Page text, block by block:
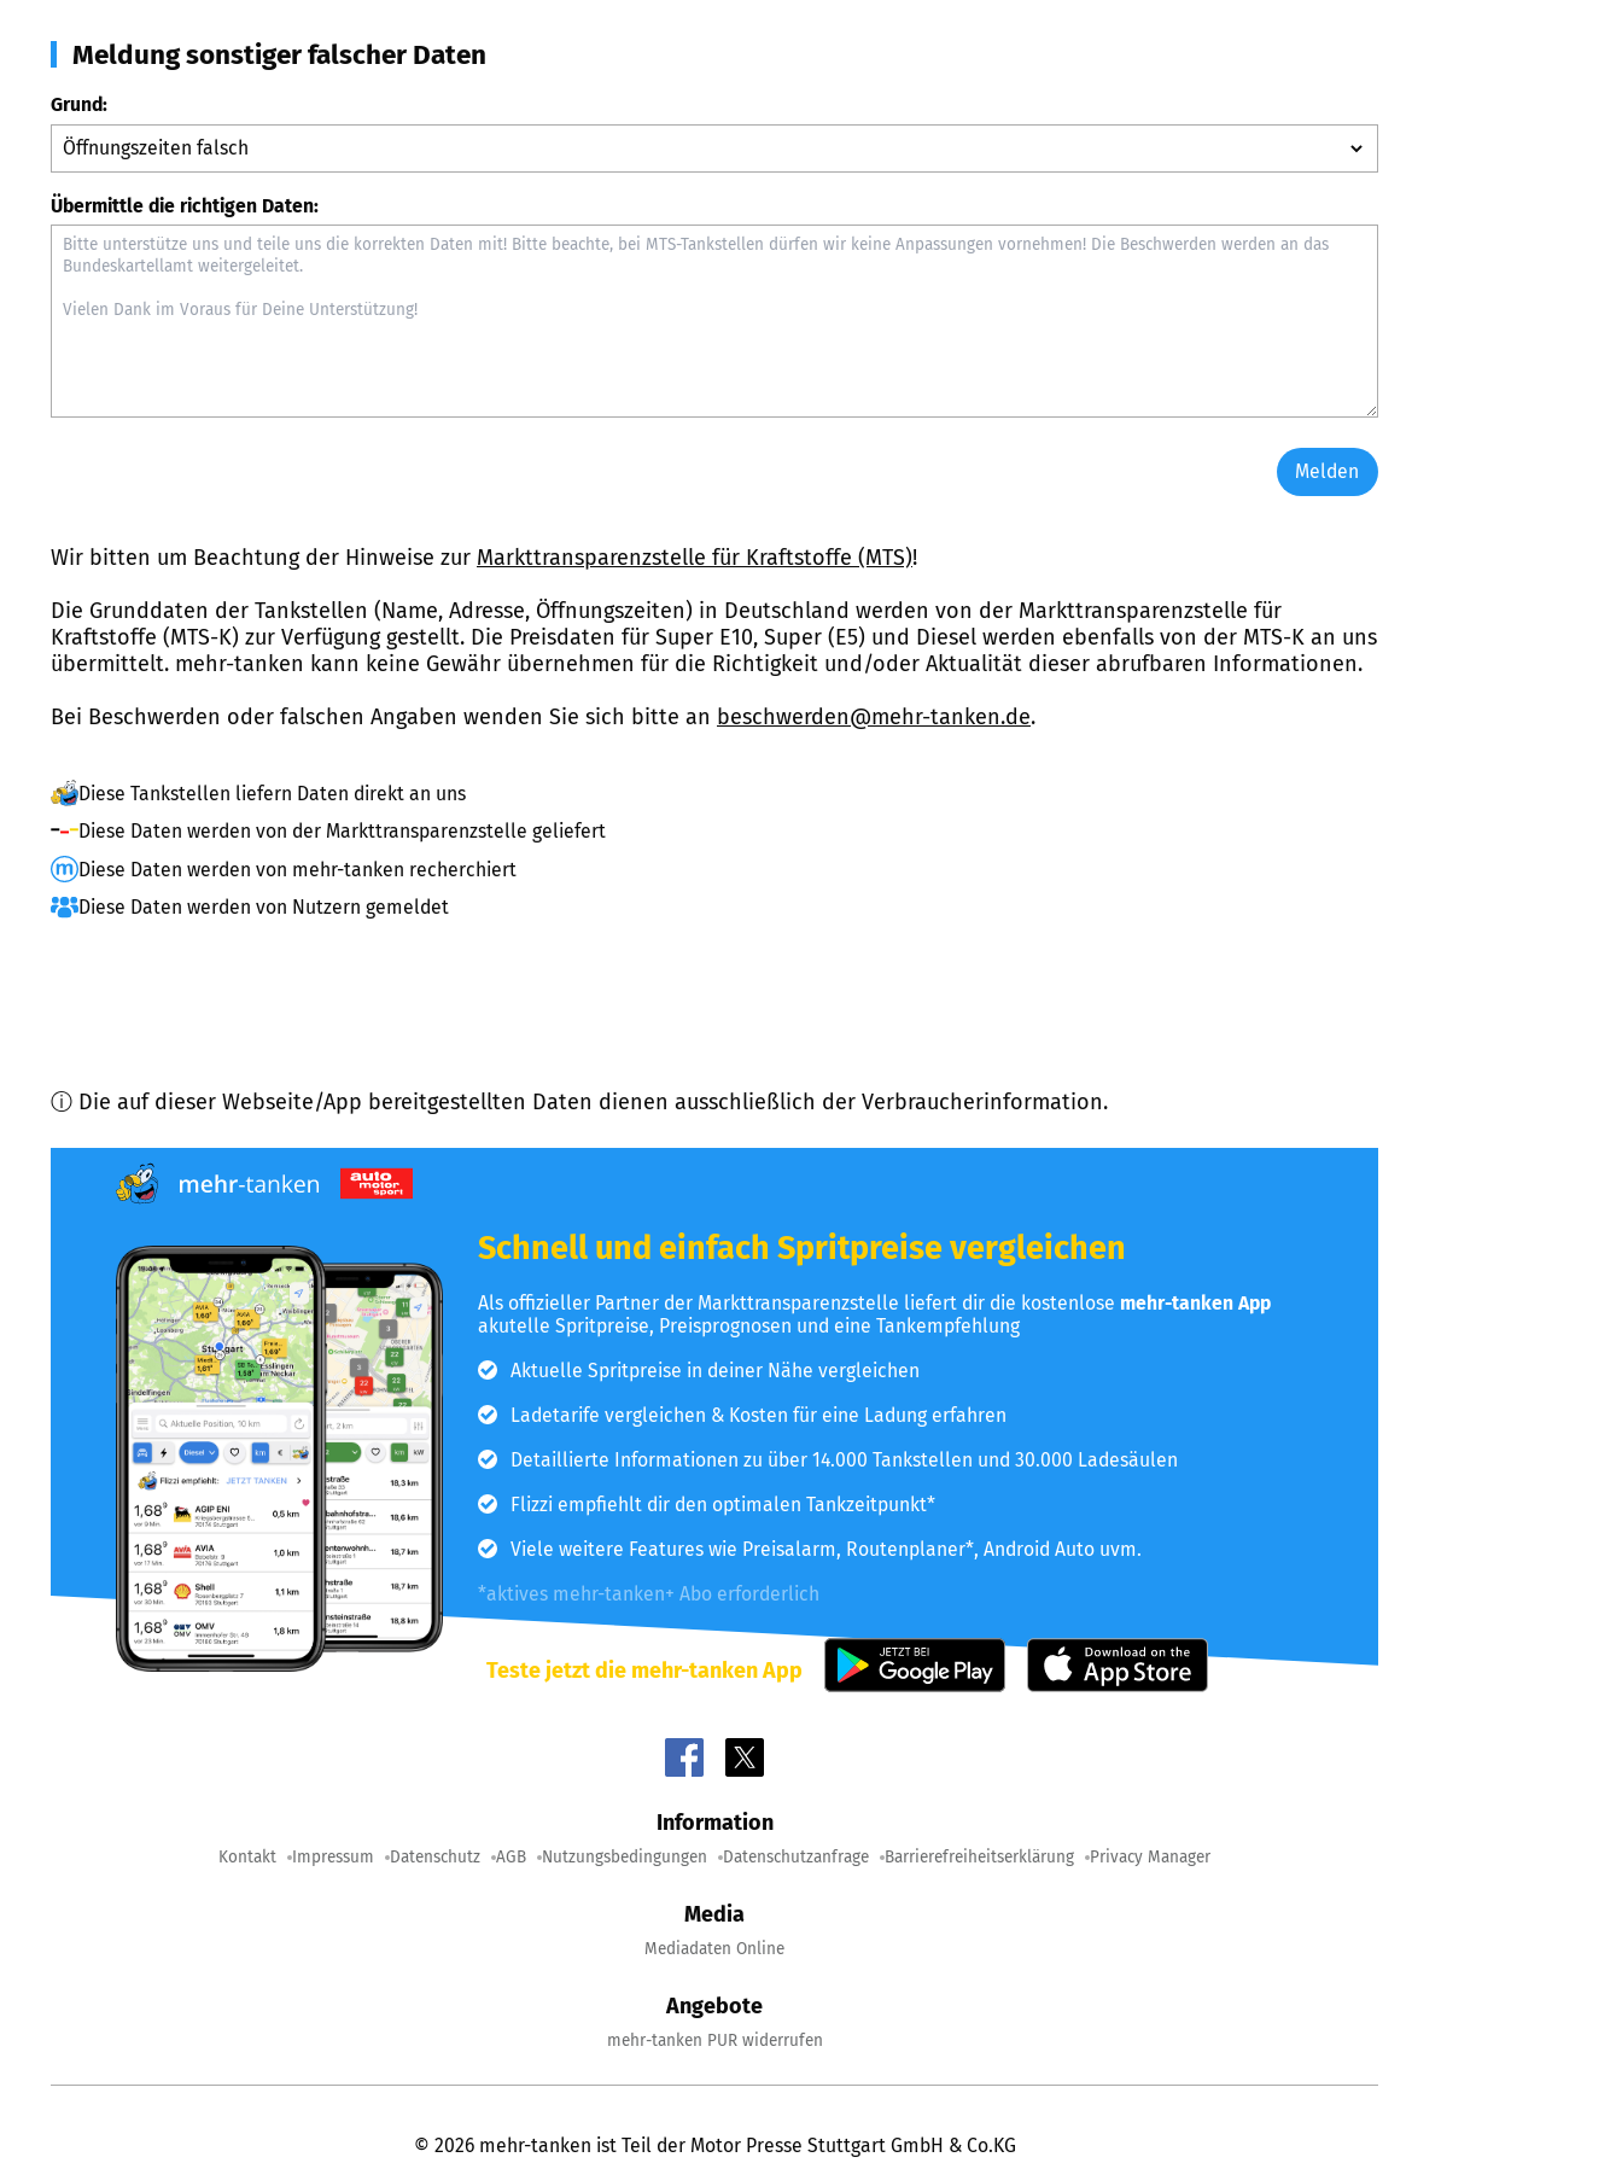
Meldung sonstiger falscher Daten
Grund:
Übermittle die richtigen Daten:
Melden
Wir bitten um Beachtung der Hinweise zur Markttransparenzstelle für Kraftstoffe (MTS)!
Die Grunddaten der Tankstellen (Name, Adresse, Öffnungszeiten) in Deutschland werden von der Markttransparenzstelle für
Kraftstoffe (MTS-K) zur Verfügung gestellt. Die Preisdaten für Super E10, Super (E5) und Diesel werden ebenfalls von der MTS-K an uns
übermittelt. mehr-tanken kann keine Gewähr übernehmen für die Richtigkeit und/oder Aktualität dieser abrufbaren Informationen.
Bei Beschwerden oder falschen Angaben wenden Sie sich bitte an beschwerden@mehr-tanken.de.
Diese Tankstellen liefern Daten direkt an uns
Diese Daten werden von der Markttransparenzstelle geliefert
Diese Daten werden von mehr-tanken recherchiert
Diese Daten werden von Nutzern gemeldet
ⓘ Die auf dieser Webseite/App bereitgestellten Daten dienen ausschließlich der Verbraucherinformation.
Schnell und einfach Spritpreise vergleichen
Als offizieller Partner der Markttransparenzstelle liefert dir die kostenlose mehr-tanken App
akutelle Spritpreise, Preisprognosen und eine Tankempfehlung
Aktuelle Spritpreise in deiner Nähe vergleichen
Ladetarife vergleichen & Kosten für eine Ladung erfahren
Detaillierte Informationen zu über 14.000 Tankstellen und 30.000 Ladesäulen
Flizzi empfiehlt dir den optimalen Tankzeitpunkt*
Viele weitere Features wie Preisalarm, Routenplaner*, Android Auto uvm.
*aktives mehr-tanken+ Abo erforderlich
Teste jetzt die mehr-tanken App
Information
Kontakt Impressum Datenschutz AGB Nutzungsbedingungen Datenschutzanfrage Barrierefreiheitserklärung Privacy Manager
Media
Mediadaten Online
Angebote
mehr-tanken PUR widerrufen
© 2026 mehr-tanken ist Teil der Motor Presse Stuttgart GmbH & Co.KG